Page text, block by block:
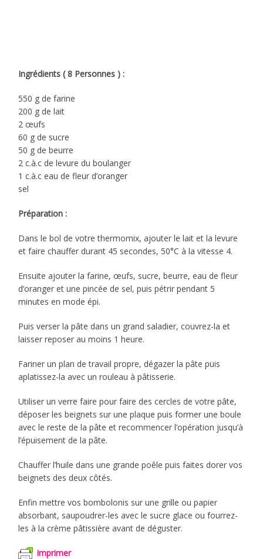
Ingrédients ( 8 Personnes ) :
550 g de farine
200 g de lait
2 œufs
60 g de sucre
50 g de beurre
2 c.à.c de levure du boulanger
1 c.à.c eau de fleur d’oranger
sel
Préparation :
Dans le bol de votre thermomix, ajouter le lait et la levure
et faire chauffer durant 45 secondes, 50°C à la vitesse 4.
Ensuite ajouter la farine, œufs, sucre, beurre, eau de fleur
d’oranger et une pincée de sel, puis pétrir pendant 5
minutes en mode épi.
Puis verser la pâte dans un grand saladier, couvrez-la et
laisser reposer au moins 1 heure.
Fariner un plan de travail propre, dégazer la pâte puis
aplatissez-la avec un rouleau à pâtisserie.
Utiliser un verre faire pour faire des cercles de votre pâte,
déposer les beignets sur une plaque puis former une boule
avec le reste de la pâte et recommencer l’opération jusqu’à
l’épuisement de la pâte.
Chauffer l’huile dans une grande poêle puis faites dorer vos
beignets des deux côtés.
Enfin mettre vos bombolonis sur une grille ou papier
absorbant, saupoudrer-les avec le sucre glace ou fourrez-
les à la crème pâtissière avant de déguster.
Imprimer